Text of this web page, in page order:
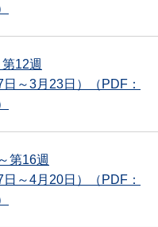
12週
日～3月23日）（PDF：
第16週
日～4月20日）（PDF：